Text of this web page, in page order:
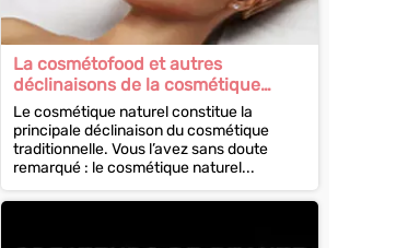
La cosmétofood et autres
déclinaisons de la cosmétique
traditionnelle
Le cosmétique naturel constitue la
principale déclinaison du cosmétique
traditionnelle. Vous l’avez sans doute
remarqué : le cosmétique naturel...